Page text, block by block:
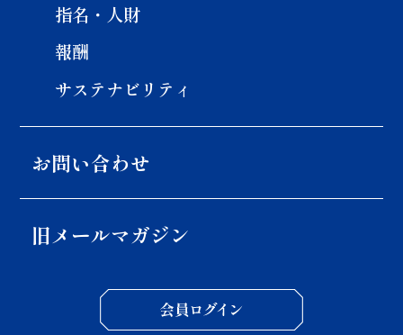
指名・人財
報酬
サステナビリティ
お問い合わせ
旧メールマガジン